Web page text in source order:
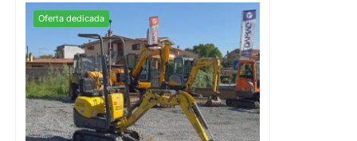
Oferta dedicada